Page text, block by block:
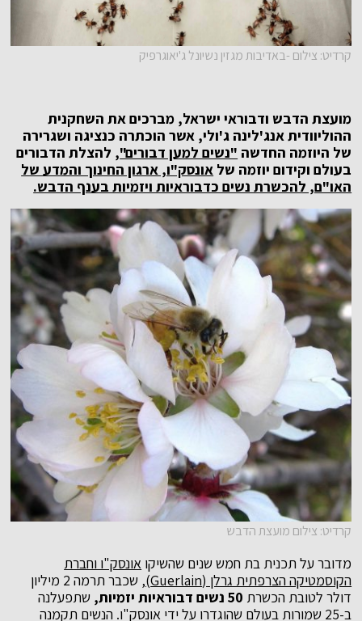
קרדיט: צילום -באדיבות מגזין נשיונל ג'יאוגרפיק
מועצת הדבש ודבוראי ישראל, מברכים את השחקנית
ההוליוודית אנג'לינה ג'ולי, אשר הוכתרה כנציגה ושגרירה
של היוזמה החדשה "נשים למען דבורים", להצלת הדבורים
בעולם וקידום יוזמה של אונסק"ו, ארגון החינוך והמדע של
האו"ם, להכשרת נשים כדבוראיות ויזמיות בענף הדבש.
קרדיט: צילום מועצת הדבש
מדובר על תכנית בת חמש שנים שהשיקו אונסק"ו וחברת
הקוסמטיקה הצרפתית גרלן (Guerlain
)
, שכבר תרמה 2 מיליון
דולר לטובת הכשרת 50 נשים דבוראיות יזמיות, שתפעלנה
ב-25 שמורות בעולם שהוגדרו על ידי אונסק"ו. הנשים תקמנה